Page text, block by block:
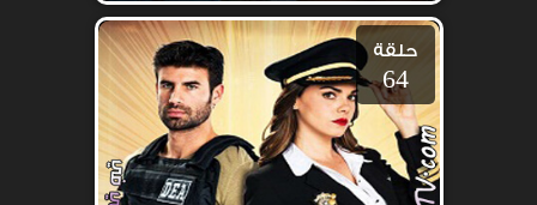
حلقة
64